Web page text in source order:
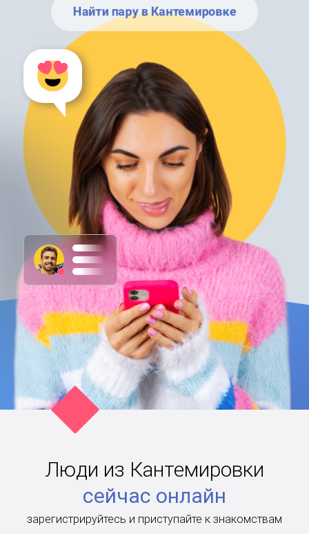
Найти пару в Кантемировке
Люди из Кантемировки
сейчас онлайн
зарегистрируйтесь и приступайте к знакомствам